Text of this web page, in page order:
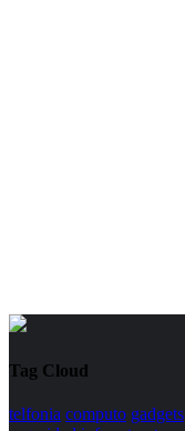
Tag Cloud
telfonia computo gadgets